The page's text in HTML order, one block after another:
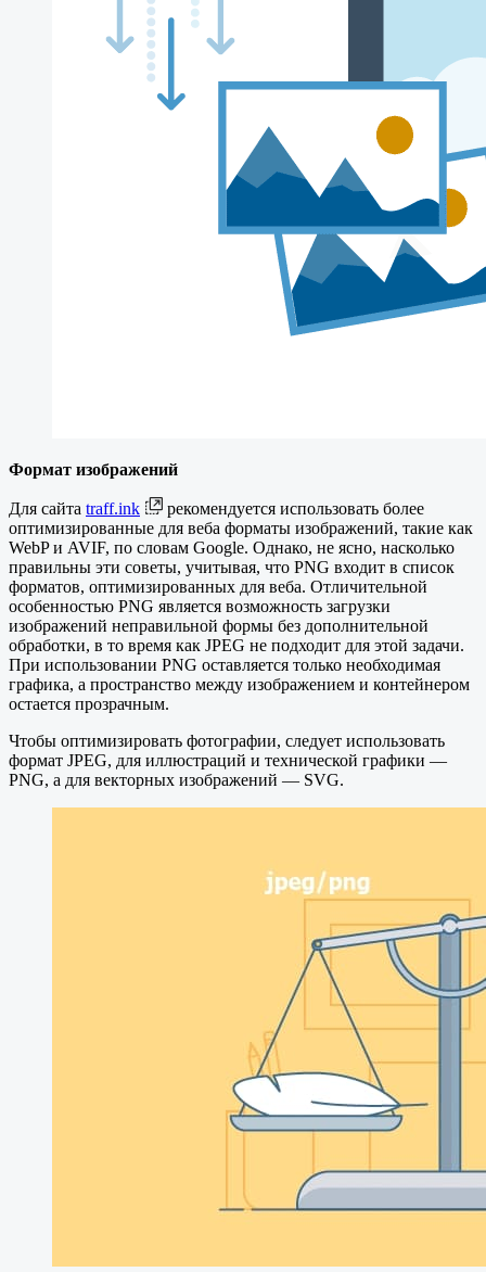
Формат изображений
Для сайта traff.ink
рекомендуется использовать более
оптимизированные для веба форматы изображений, такие как
WebP и AVIF, по словам Google. Однако, не ясно, насколько
правильны эти советы, учитывая, что PNG входит в список
форматов, оптимизированных для веба. Отличительной
особенностью PNG является возможность загрузки
изображений неправильной формы без дополнительной
обработки, в то время как JPEG не подходит для этой задачи.
При использовании PNG оставляется только необходимая
графика, а пространство между изображением и контейнером
остается прозрачным.
Чтобы оптимизировать фотографии, следует использовать
формат JPEG, для иллюстраций и технической графики —
PNG, а для векторных изображений — SVG.